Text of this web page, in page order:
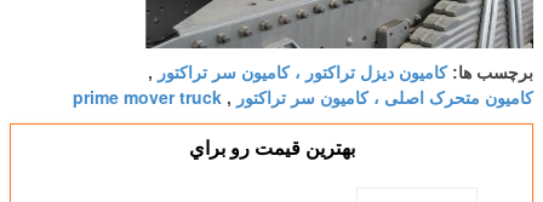
برچسب ها:کامیون دیزل تراکتور ، کامیون سر تراکتور ,
کامیون متحرک اصلی ، کامیون سر تراکتور ,
prime mover truck
بهترين قيمت رو براي